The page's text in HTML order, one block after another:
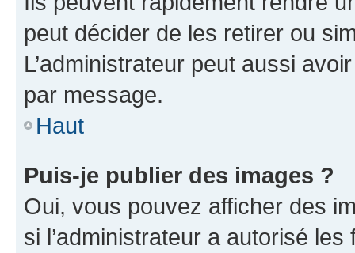
peut décider de les retirer ou
L’administrateur peut aussi
par message.
Haut
Puis-je publier des images ?
Oui, vous pouvez afficher des
si l’administrateur a autorisé